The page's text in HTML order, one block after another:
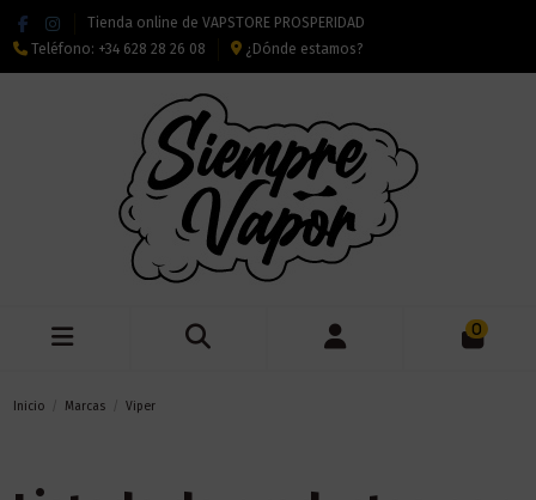
Tienda online de VAPSTORE PROSPERIDAD
Teléfono: +34 628 28 26 08 ¿Dónde estamos?
0
Inicio Marcas Viper